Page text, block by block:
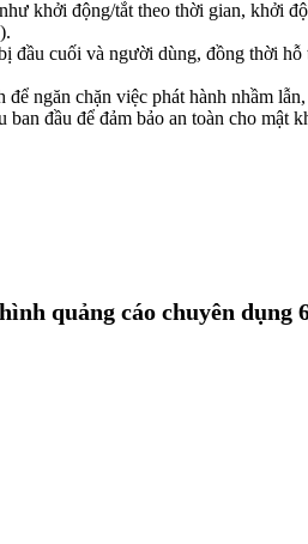
khởi động/tắt theo thời gian, khởi
cuối và người dùng, đồng thời
ngăn chặn việc phát hành nhầm
đầu để đảm bảo an toàn cho mật
quảng cáo chuyên dụng